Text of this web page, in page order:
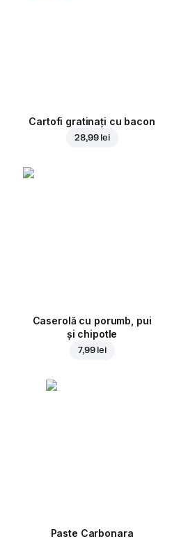
Cartofi gratinați cu bacon
28,99 lei
Caserolă cu porumb, pui
și chipotle
7,99 lei
Paste Carbonara